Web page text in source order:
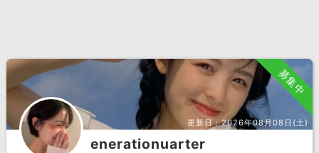
募集中
更新日：2026年08月08日(土)
enerationuarter